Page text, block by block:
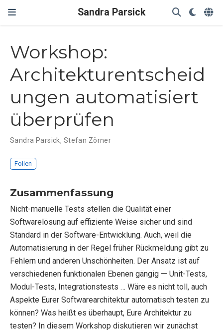
Sandra Parsick
Workshop:
Architekturentscheid
ungen automatisiert
überprüfen
Sandra Parsick, Stefan Zörner
Folien
Zusammenfassung
Nicht-manuelle Tests stellen die Qualität einer
Softwarelösung auf effiziente Weise sicher und sind
Standard in der Software-Entwicklung. Auch, weil die
Automatisierung in der Regel früher Rückmeldung gibt zu
Fehlern und anderen Unschönheiten. Der Ansatz ist auf
verschiedenen funktionalen Ebenen gängig — Unit-Tests,
Modul-Tests, Integrationstests … Wäre es nicht toll, auch
Aspekte Eurer Softwarearchitektur automatisch testen zu
können? Was heißt es überhaupt, Eure Architektur zu
testen? In diesem Workshop diskutieren wir zunächst